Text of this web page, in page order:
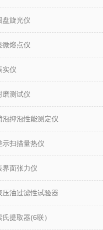
盘旋光仪
微熔点仪
实仪
磨测试仪
泡抑泡性能测定仪
示扫描量热仪
界面张力仪
压油过滤性试验器
氏提取器(6联）